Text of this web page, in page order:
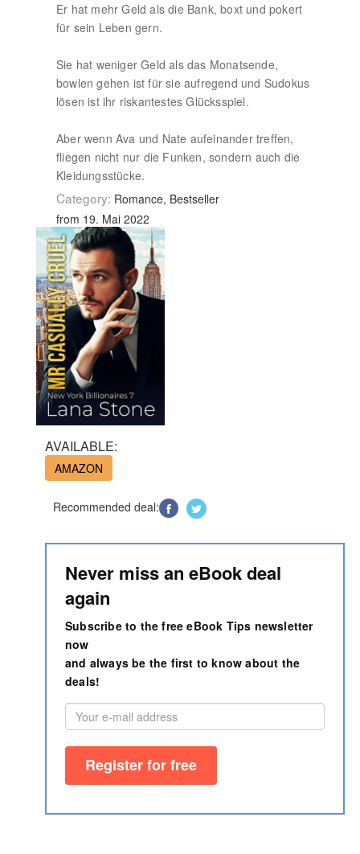
Er hat mehr Geld als die Bank, boxt und pokert
für sein Leben gern.
Sie hat weniger Geld als das Monatsende,
bowlen gehen ist für sie aufregend und Sudokus
lösen ist ihr riskantestes Glücksspiel.
Aber wenn Ava und Nate aufeinander treffen,
fliegen nicht nur die Funken, sondern auch die
Kleidungsstücke.
Category: Romance, Bestseller
from 19. Mai 2022
AVAILABLE:
AMAZON
Recommended deal:
Never miss an eBook deal
again
Subscribe to the free eBook Tips newsletter
now
and always be the first to know about the
deals!